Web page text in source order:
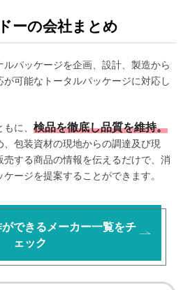
ーの会社まとめ
パッケージを企画、設計、製造から
可能なトータルパッケージに対応し
に、 検品を徹底し品質を維持。
包装資材の現地からの調達及び現
する商品の情報を伝えるだけで、消
ージを提案することができます。
できるメーカー一覧をチ
ェック